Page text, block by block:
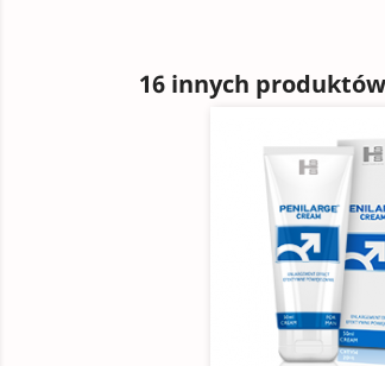
16 innych